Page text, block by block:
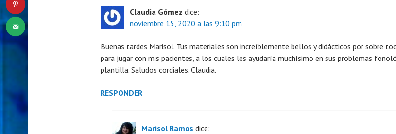
Claudia Gómez dice:
noviembre 15, 2020 a las 9:10 pm
Buenas tardes Marisol. Tus materiales son increíblemente bellos y didácticos por sobre
para jugar con mis pacientes, a los cuales les ayudaría muchísimo en sus problemas
plantilla. Saludos cordiales. Claudia.
RESPONDER
Marisol Ramos dice: